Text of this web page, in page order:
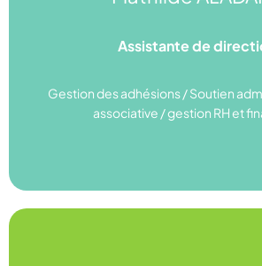
Assistante de
Gestion des adhésions / Soutien
associative / gestion RH et
Linkedin